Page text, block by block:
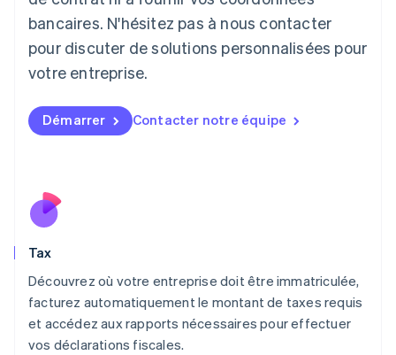
bancaires. N'hésitez pas à nous contacter
pour discuter de solutions personnalisées pour
votre entreprise.
Démarrer Contacter notre équipe
Tax
Découvrez où votre entreprise doit être immatriculée,
facturez automatiquement le montant de taxes requis
et accédez aux rapports nécessaires pour effectuer
vos déclarations fiscales.
English
Liechtenstein
DeutschEnglish
English
Français DeutschEnglish
Malaisie
Mexique
Español
Nouvelle-Zélande
Pays-Bas
NederlandsEnglish
Pologne